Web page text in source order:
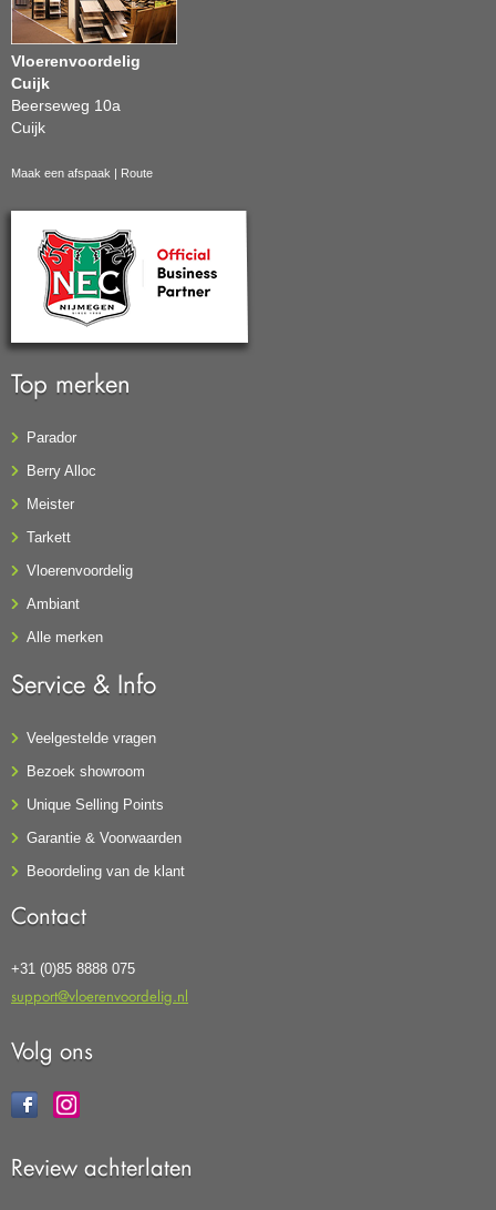
Vloerenvoordelig
Cuijk
Beerseweg 10a
Cuijk
Maak een afspaak | Route
Top merken
Parador
Berry Alloc
Meister
Tarkett
Vloerenvoordelig
Ambiant
Alle merken
Service & Info
Veelgestelde vragen
Bezoek showroom
Unique Selling Points
Garantie & Voorwaarden
Beoordeling van de klant
Contact
+31 (0)85 8888 075
support@vloerenvoordelig.nl
Volg ons
Review achterlaten